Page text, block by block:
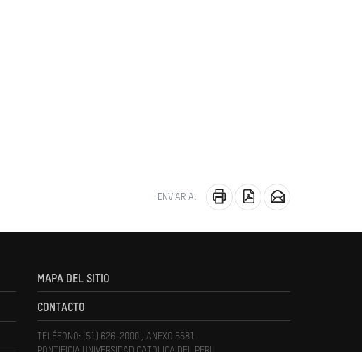
ENVIAR A:
MAPA DEL SITIO
CONTACTO
TELÉFONO: (51) 626-2000 , ANEXO 5581